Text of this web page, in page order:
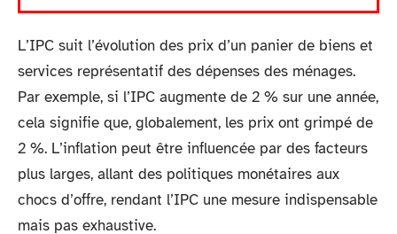
L’IPC suit l’évolution des prix d’un panier de biens et
services représentatif des dépenses des ménages.
Par exemple, si l’IPC augmente de 2 % sur une année,
cela signifie que, globalement, les prix ont grimpé de
2 %. L’inflation peut être influencée par des facteurs
plus larges, allant des politiques monétaires aux
chocs d’offre, rendant l’IPC une mesure indispensable
mais pas exhaustive.